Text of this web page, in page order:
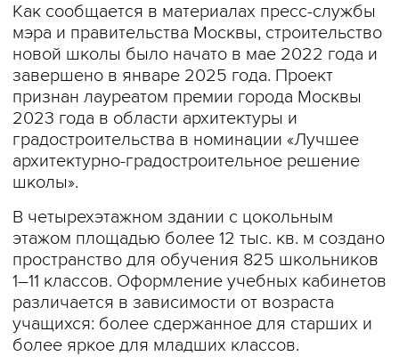
Как сообщается в материалах пресс-службы
мэра и правительства Москвы, строительство
новой школы было начато в мае 2022 года и
завершено в январе 2025 года. Проект
признан лауреатом премии города Москвы
2023 года в области архитектуры и
градостроительства в номинации «Лучшее
архитектурно-градостроительное решение
школы».
В четырехэтажном здании с цокольным
этажом площадью более 12 тыс. кв. м создано
пространство для обучения 825 школьников
1–11 классов. Оформление учебных кабинетов
различается в зависимости от возраста
учащихся: более сдержанное для старших и
более яркое для младших классов.